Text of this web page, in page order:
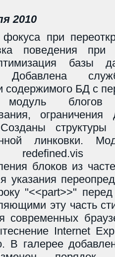
2010
при
поведения
базы
Добавлена
содержимого БД с
модуль
ограничения
линковки.
redefined.vis
блоков из
указания
"<<part>>"
эту часть
современных
Internet
В галерее